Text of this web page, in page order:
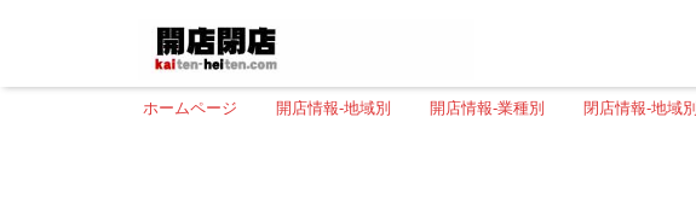
ホームページ 開店情報-地域別 開店情報-業種別 閉店情報-地域別